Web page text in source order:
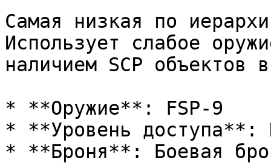
Самая низкая по
Использует слабое
наличием SCP объектов
* **Оружие**: FSP-9
* **Уровень доступа**:
* **Броня**: Боевая